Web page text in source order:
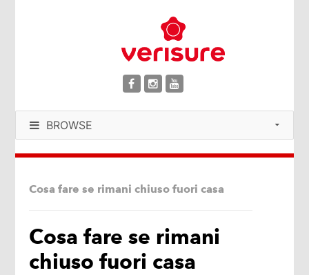
BROWSE
Cosa fare se rimani chiuso fuori casa
Cosa fare se rimani
chiuso fuori casa